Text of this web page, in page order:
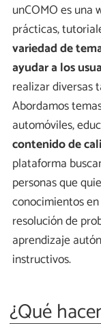
unCOMO es una
prácticas,
variedad de
ayudar a los
realizar diversas
Abordamos
automóviles,
contenido de
plataforma
personas que
conocimientos
resolución de
aprendizaje
instructivos.
¿Qué